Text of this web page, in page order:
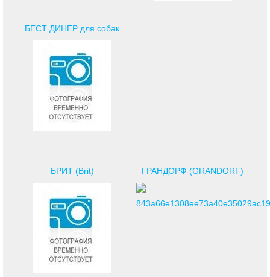
БЕСТ ДИНЕР для собак
БРИТ (Brit) ГРАНДОРФ (GRANDORF)